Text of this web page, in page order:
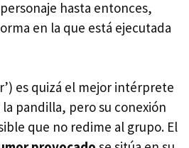
hasta entonces,
en la que está ejecutada
es quizá el mejor intérprete
pandilla, pero su conexión
que no redime al grupo. El